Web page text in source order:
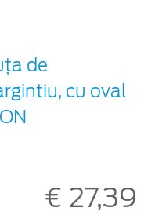
de
cu oval
€ 27,39